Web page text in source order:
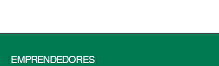
EMPRENDEDORES